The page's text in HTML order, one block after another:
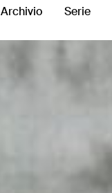
Archivio Serie